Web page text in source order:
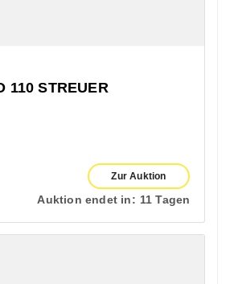
110 STREUER
Zur Auktion
Auktion endet in: 11 Tagen